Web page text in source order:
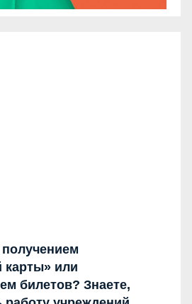
карты» или
билетов? Знаете,